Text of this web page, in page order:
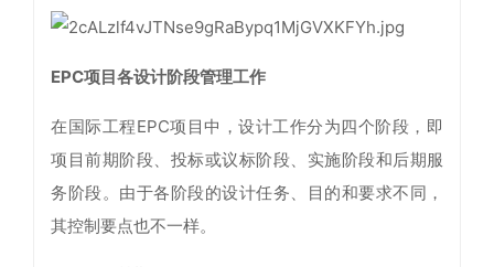
EPC项目各设计阶段管理工作
在国际工程EPC项目中，设计工作分为四个阶段，即
项目前期阶段、投标或议标阶段、实施阶段和后期服
务阶段。由于各阶段的设计任务、目的和要求不同，
其控制要点也不一样。